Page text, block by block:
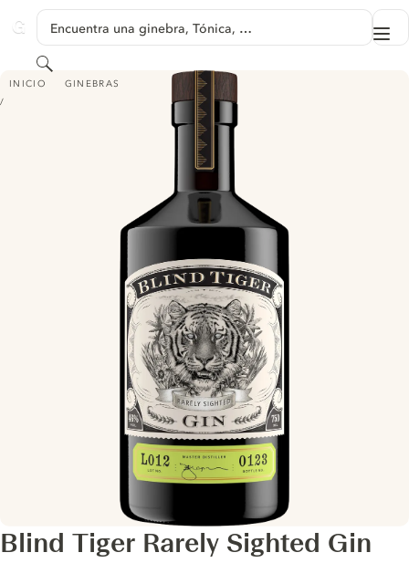
GINVENTORY
Encuentra una ginebra, Tónica, …
Buscar
INICIO GINEBRAS
BLIND TIGER RARELY SIGHTED GIN
Blind Tiger Rarely Sighted Gin